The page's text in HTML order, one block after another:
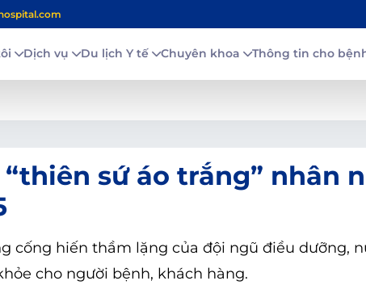
Dịch vụ Du lịch Y tế Chuyên khoa Thông tin cho
sứ áo trắng” nhân
cống hiến thầm lặng của đội ngũ điều dưỡng,
cho người bệnh, khách hàng.